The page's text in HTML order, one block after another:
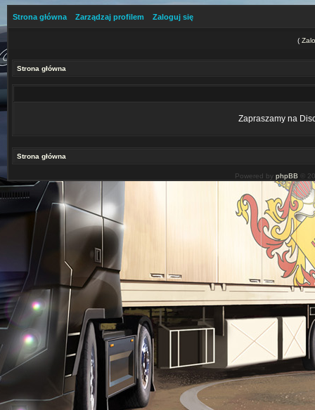
Strona główna Zarządzaj profilem Zaloguj się
(
Strona główna
Zapraszamy na
Strona główna
Powered by phpBB ©